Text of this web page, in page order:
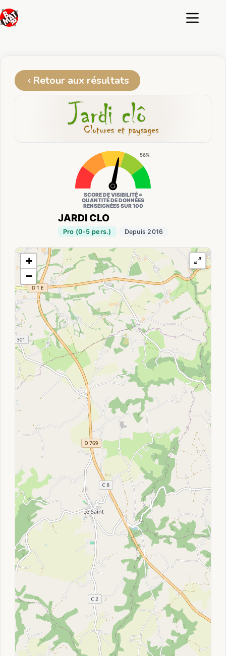
au
contenu
Retour aux résultats
JARDI CLO
Pro (0-5 pers.) Depuis 2016
56%
SCORE DE VISIBILITÉ =
QUANTITÉ DE DONNÉES
RENSEIGNÉES SUR 100
+
−